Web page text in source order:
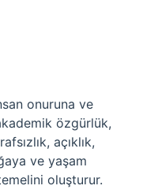
onuruna ve
özgürlük,
açıklık,
ve yaşam
oluşturur.